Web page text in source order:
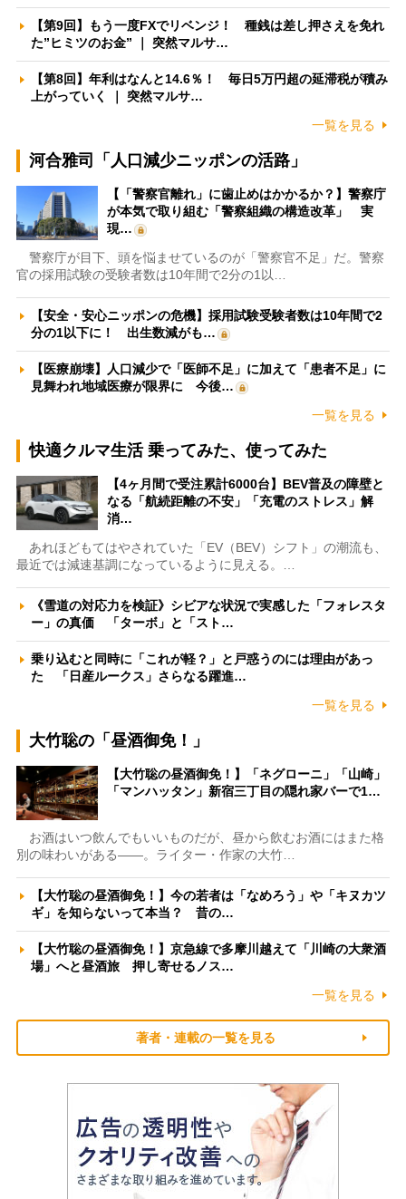
【第9回】もう一度FXでリベンジ！ 種銭は差し押さえを免れ
た”ヒミツのお金” ｜ 突然マルサ…
【第8回】年利はなんと14.6％！ 毎日5万円超の延滞税が積み
上がっていく ｜ 突然マルサ…
一覧を見る
河合雅司「人口減少ニッポンの活路」
【「警察官離れ」に歯止めはかかるか？】警察庁
が本気で取り組む「警察組織の構造改革」 実
現…
警察庁が目下、頭を悩ませているのが「警察官不足」だ。警察
官の採用試験の受験者数は10年間で2分の1以…
【安全・安心ニッポンの危機】採用試験受験者数は10年間で2
分の1以下に！ 出生数減がも…
【医療崩壊】人口減少で「医師不足」に加えて「患者不足」に
見舞われ地域医療が限界に 今後…
一覧を見る
快適クルマ生活 乗ってみた、使ってみた
【4ヶ月間で受注累計6000台】BEV普及の障壁と
なる「航続距離の不安」「充電のストレス」解
消…
あれほどもてはやされていた「EV（BEV）シフト」の潮流も、
最近では減速基調になっているように見える。…
《雪道の対応力を検証》シビアな状況で実感した「フォレスタ
ー」の真価 「ターボ」と「スト…
乗り込むと同時に「これが軽？」と戸惑うのには理由があっ
た 「日産ルークス」さらなる躍進…
一覧を見る
大竹聡の「昼酒御免！」
【大竹聡の昼酒御免！】「ネグローニ」「山崎」
「マンハッタン」新宿三丁目の隠れ家バーで1…
お酒はいつ飲んでもいいものだが、昼から飲むお酒にはまた格
別の味わいがある――。ライター・作家の大竹…
【大竹聡の昼酒御免！】今の若者は「なめろう」や「キヌカツ
ギ」を知らないって本当？ 昔の…
【大竹聡の昼酒御免！】京急線で多摩川越えて「川崎の大衆酒
場」へと昼酒旅 押し寄せるノス…
一覧を見る
著者・連載の一覧を見る